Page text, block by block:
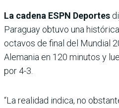
La cadena ESPN Deportes
Paraguay obtuvo una
octavos de final del Mundial
Alemania en 120 minutos y
por 4-3.
“La realidad indica, no